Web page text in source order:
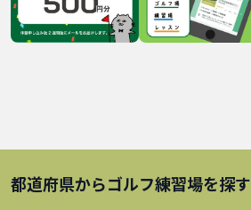
都道府県からゴルフ練習場を探す